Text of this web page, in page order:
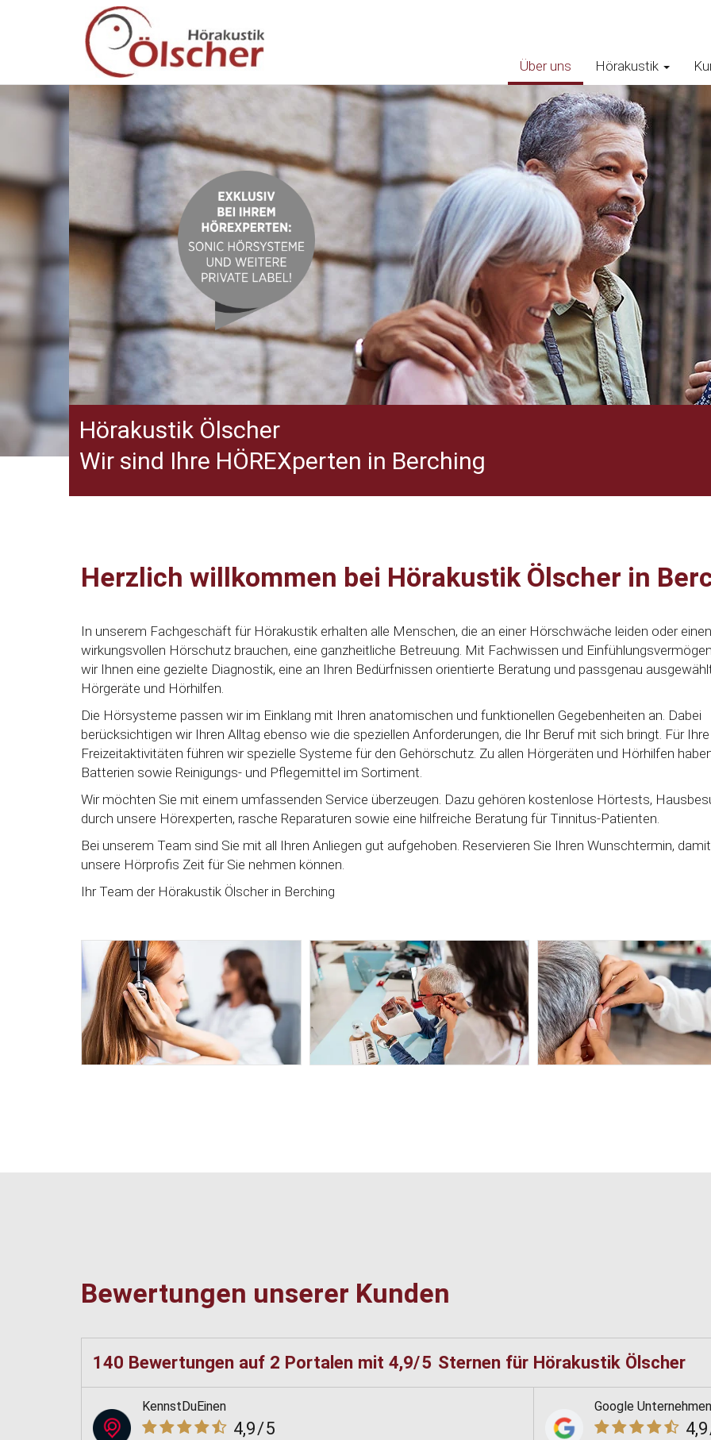
Über uns Hörakustik
Hörakustik Ölscher
Wir sind Ihre HÖREXperten in Berching
Herzlich willkommen bei Hörakustik Ölscher in
In unserem Fachgeschäft für Hörakustik erhalten alle Menschen, die an einer Hörschwäche leiden oder einen
wirkungsvollen Hörschutz brauchen, eine ganzheitliche Betreuung. Mit Fachwissen und
wir Ihnen eine gezielte Diagnostik, eine an Ihren Bedürfnissen orientierte Beratung und passgenau
Hörgeräte und Hörhilfen.
Die Hörsysteme passen wir im Einklang mit Ihren anatomischen und funktionellen Gegebenheiten an. Dabei
berücksichtigen wir Ihren Alltag ebenso wie die speziellen Anforderungen, die Ihr Beruf mit sich bringt. Für Ihre
Freizeitaktivitäten führen wir spezielle Systeme für den Gehörschutz. Zu allen Hörgeräten und Hörhilfen
Batterien sowie Reinigungs- und Pflegemittel im Sortiment.
Wir möchten Sie mit einem umfassenden Service überzeugen. Dazu gehören kostenlose Hörtests,
durch unsere Hörexperten, rasche Reparaturen sowie eine hilfreiche Beratung für Tinnitus-Patienten.
Bei unserem Team sind Sie mit all Ihren Anliegen gut aufgehoben. Reservieren Sie Ihren Wunschtermin,
unsere Hörprofis Zeit für Sie nehmen können.
Ihr Team der Hörakustik Ölscher in Berching
Bewertungen unserer Kunden
140 Bewertungen auf 2 Portalen mit 4,9/5 Sternen für Hörakustik Ölscher
KennstDuEinen
4,9/5
Google
4,9